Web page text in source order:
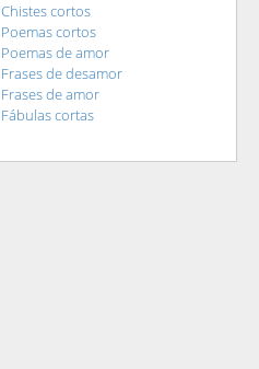
Chistes cortos
Poemas cortos
Poemas de amor
Frases de desamor
Frases de amor
Fábulas cortas